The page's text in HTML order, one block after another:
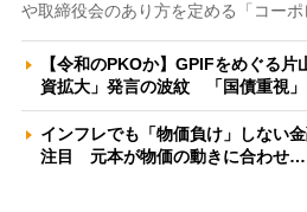
や取締役会のあり方を定める「コー
【令和のPKOか】GPIFをめぐる
資拡大」発言の波紋 「国債重視
インフレでも「物価負け」しない
注目 元本が物価の動きに合わせ…